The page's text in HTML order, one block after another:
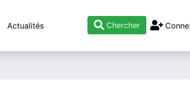
Actualités Chercher